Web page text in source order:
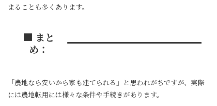
まることも多くあります。
■ まと
め：
「農地なら安いから家も建てられる」と思われがちですが、実際
には農地転用には様々な条件や手続きがあります。